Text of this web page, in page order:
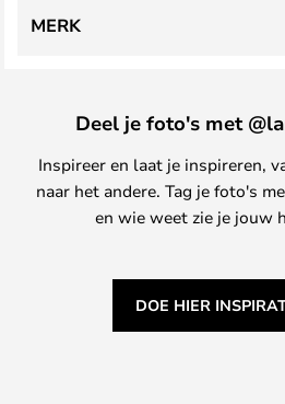
MERK
Deel je foto's met
Inspireer en laat je inspireren,
naar het andere. Tag je foto's
en wie weet zie je jouw
DOE HIER